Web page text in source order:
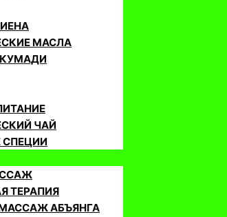
МАСЛА
ЧАЙ
СПЕЦИИ
ТЕРАПИЯ
АБЪЯНГА